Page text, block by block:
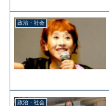
政治・社会
政治・社会